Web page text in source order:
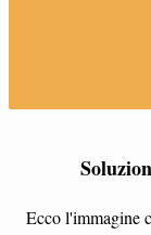
Ecco l'immagine